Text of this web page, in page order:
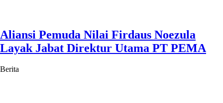
Aliansi Pemuda Nilai Firdaus Noezula
Layak Jabat Direktur Utama PT PEMA
Berita